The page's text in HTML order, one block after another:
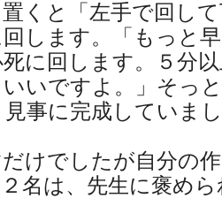
くと「左手で回し
します。「もっと
に回します。５分
いですよ。」そっ
事に完成していま
けでしたが自分の
２名は、先生に褒め